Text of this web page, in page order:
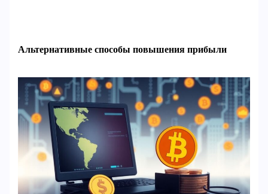
Альтернативные способы повышения прибыли